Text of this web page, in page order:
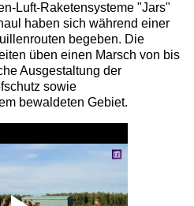
Luft-Raketensysteme "Jars"
haben sich während einer
begeben. Die
üben einen Marsch von bis
Ausgestaltung der
sowie
bewaldeten Gebiet.